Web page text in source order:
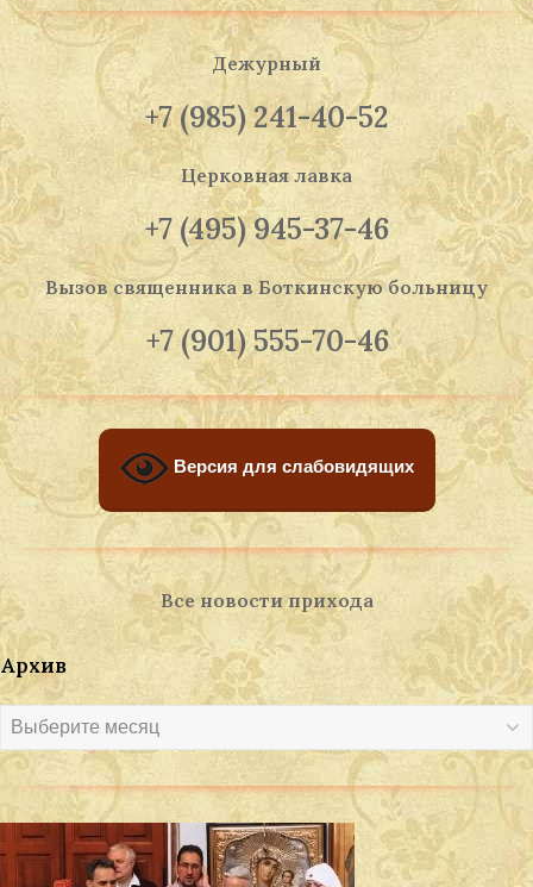
Дежурный
+7 (985) 241-40-52
Церковная лавка
+7 (495) 945-37-46
Вызов священника в Боткинскую больницу
+7 (901) 555-70-46
Версия для слабовидящих
Все новости прихода
Архив
Архив